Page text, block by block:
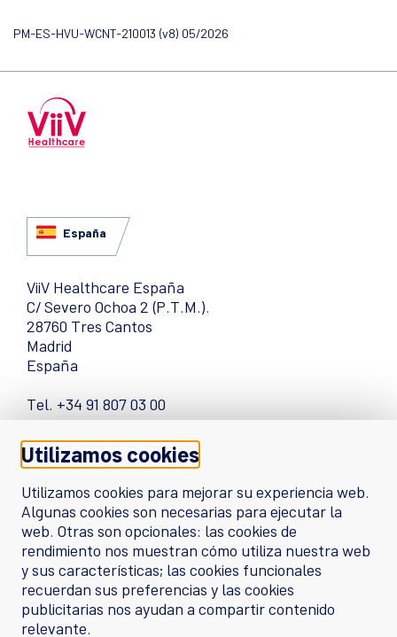
PM-ES-HVU-WCNT-210013 (v8) 05/2026
España
ViiV Healthcare España
C/ Severo Ochoa 2 (P.T.M.).
28760 Tres Cantos
Madrid
España
Tel. +34 91 807 03 00
Contacta con nosotros
Política de Cookies
Política de Privacidad
Términos y condiciones
Utilizamos cookies
Utilizamos cookies para mejorar su experiencia web.
Algunas cookies son necesarias para ejecutar la
web. Otras son opcionales: las cookies de
rendimiento nos muestran cómo utiliza nuestra web
y sus características; las cookies funcionales
recuerdan sus preferencias y las cookies
publicitarias nos ayudan a compartir contenido
relevante.